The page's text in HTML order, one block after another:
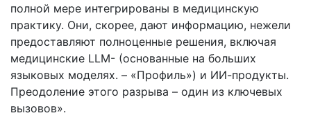
полной мере интегрированы в медицинскую
практику. Они, скорее, дают информацию, нежели
предоставляют полноценные решения, включая
медицинские LLM- (основанные на больших
языковых моделях. – «Профиль») и ИИ-продукты.
Преодоление этого разрыва – один из ключевых
вызовов».